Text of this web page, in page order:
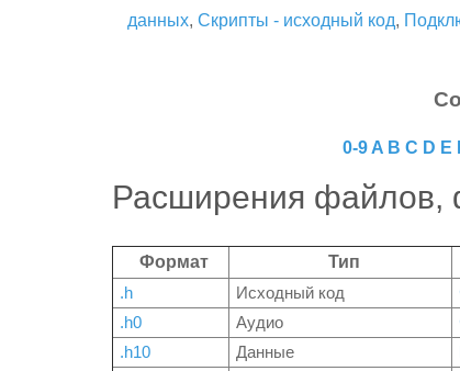
данных, Скрипты - исходный код,
0-9 A B C D E
Расширения файлов,
Формат Тип
.h
Исходный код
.h0
Аудио
.h10
Данные